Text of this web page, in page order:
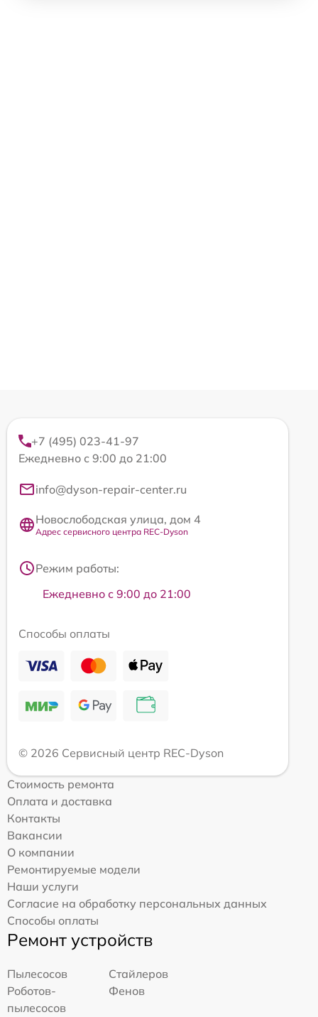
+7 (495) 023-41-97
Ежедневно с 9:00 до 21:00
info@dyson-repair-center.ru
Новослободская улица, дом 4
Адрес сервисного центра REC-Dyson
Режим работы:
Ежедневно с 9:00 до 21:00
Способы оплаты
© 2026 Сервисный центр REC-Dyson
Стоимость ремонта
Оплата и доставка
Контакты
Вакансии
О компании
Ремонтируемые модели
Наши услуги
Согласие на обработку персональных данных
Способы оплаты
Ремонт устройств
Пылесосов
Стайлеров
Роботов-
пылесосов
Фенов